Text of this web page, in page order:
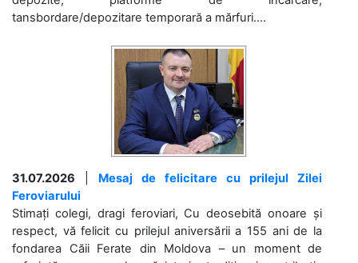
tansbordare/depozitare temporară a mărfuri....
31.07.2026
Mesaj de felicitare cu prilejul Zilei
Feroviarului
Stimați colegi, dragi feroviari, Cu deosebită onoare și
respect, vă felicit cu prilejul aniversării a 155 ani de la
fondarea Căii Ferate din Moldova – un moment de